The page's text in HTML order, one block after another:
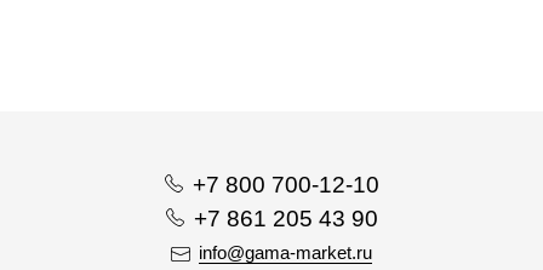
+7 800 700-12-10
+7 861 205 43 90
info@gama-market.ru